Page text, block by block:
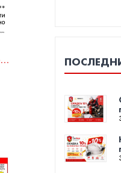
Акция. При покупке огнетушителя знак ПБ бесплатно